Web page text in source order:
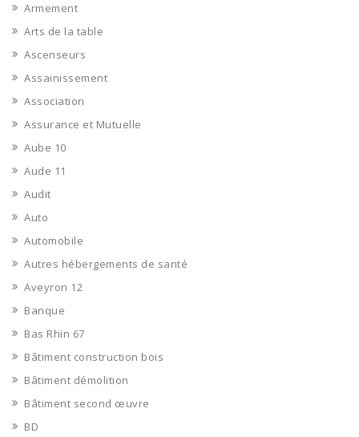
Armement
Arts de la table
Ascenseurs
Assainissement
Association
Assurance et Mutuelle
Aube 10
Aude 11
Audit
Auto
Automobile
Autres hébergements de santé
Aveyron 12
Banque
Bas Rhin 67
Bâtiment construction bois
Bâtiment démolition
Bâtiment second œuvre
BD